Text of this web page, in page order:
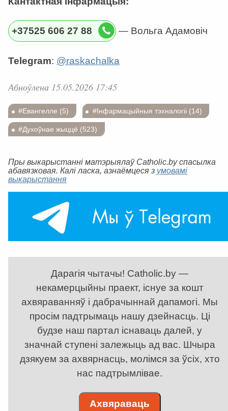
+37525 606 27 88 — Вольга Адамовіч
Telegram: @raskachalka
Абноўлена 15.05.2026 17:45
#Евангелле (5) #Інфармацыйныя тэхналогіі (14)
#Духоўнае жыццё (523)
Пры выкарыстанні матэрыялаў Catholic.by спасылка
абавязковая. Калі ласка, азнаёмцеся з умовамі
выкарыстання
Дарагія чытачы! Catholic.by —
некамерцыйны праект, існуе за кошт
ахвяраванняў і дабрачыннай дапамогі. Мы
просім падтрымаць нашу дзейнасць. Ці
будзе наш партал існаваць далей, у
значнай ступені залежыць ад вас. Шчыра
дзякуем за ахвярнасць, молімся за ўсіх, хто
нас падтрымлівае.
Ахвяраваць